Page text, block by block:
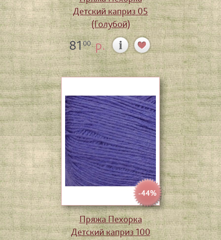
Детский каприз 05
(Голубой)
8100р.
-44%
Пряжа Пехорка
Детский каприз 100